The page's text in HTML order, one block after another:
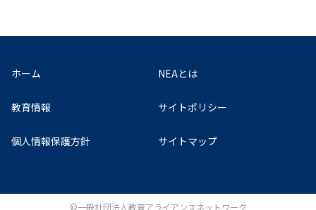
ホーム NEAとは
教育情報 サイトポリシー
個人情報保護方針 サイトマップ
©一般社団法人教育アライアンスネットワーク